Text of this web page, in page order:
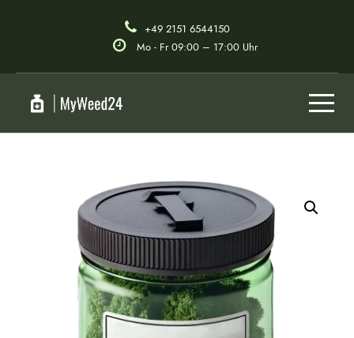
+49 2151 6544150
Mo - Fr 09:00 – 17:00 Uhr